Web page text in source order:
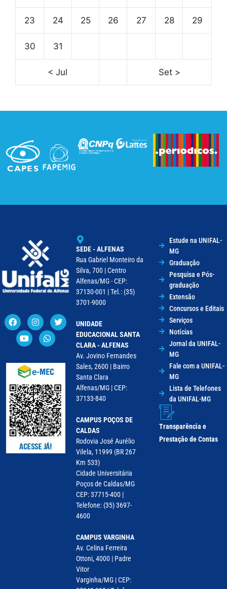
23 24 25 26 27 28 29
30 31
< Jul Set >
SEDE - ALFENAS
Rua Gabriel Monteiro da
Silva, 700 | Centro
Alfenas/MG - CEP:
37130-001 | Tel.: (35)
3701-9000
UNIDADE
EDUCACIONAL SANTA
CLARA - ALFENAS
Av. Jovino Fernandes
Sales, 2600 | Bairro
Santa Clara
Alfenas/MG | CEP:
37133-840
CAMPUS POÇOS DE
CALDAS
Rodovia José Aurélio
Vilela, 11999 (BR 267
Km 533)
Cidade Universitária
Poços de Caldas/MG
CEP: 37715-400 |
Telefone: (35) 3697-
4600
CAMPUS VARGINHA
Av. Celina Ferreira
Ottoni, 4000 | Padre
Vitor
Varginha/MG | CEP:
Estude na UNIFAL-
MG
Graduação
Pesquisa e Pós-
graduação
Extensão
Concursos e Editais
Serviços
Notícias
Jornal da UNIFAL-
MG
Fale com a UNIFAL-
MG
Lista de Telefones
da UNIFAL-MG
Transparência e
Prestação de Contas